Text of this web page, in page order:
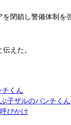
閉鎖し警備体制
えた。
チくん
子ザルのパンチくん
びかけ